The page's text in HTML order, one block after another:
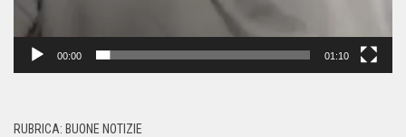
00:00 01:10
RUBRICA: BUONE NOTIZIE